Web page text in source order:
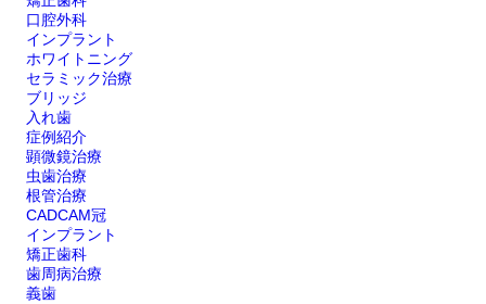
口腔外科
インプラント
ホワイトニング
セラミック治療
ブリッジ
入れ歯
症例紹介
顕微鏡治療
虫歯治療
根管治療
CADCAM冠
インプラント
矯正歯科
歯周病治療
義歯